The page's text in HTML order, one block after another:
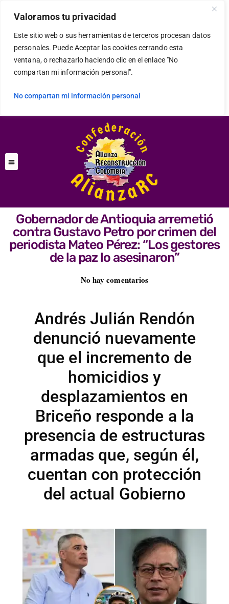
Valoramos tu privacidad
Este sitio web o sus herramientas de terceros procesan datos
personales. Puede Aceptar las cookies cerrando esta
ventana, o rechazarlo haciendo clic en el enlace "No
compartan mi información personal".
No compartan mi información personal
Gobernador de Antioquia arremetió
contra Gustavo Petro por crimen del
periodista Mateo Pérez: “Los gestores
de la paz lo asesinaron”
No hay comentarios
Andrés Julián Rendón
denunció nuevamente
que el incremento de
homicidios y
desplazamientos en
Briceño responde a la
presencia de estructuras
armadas que, según él,
cuentan con protección
del actual Gobierno